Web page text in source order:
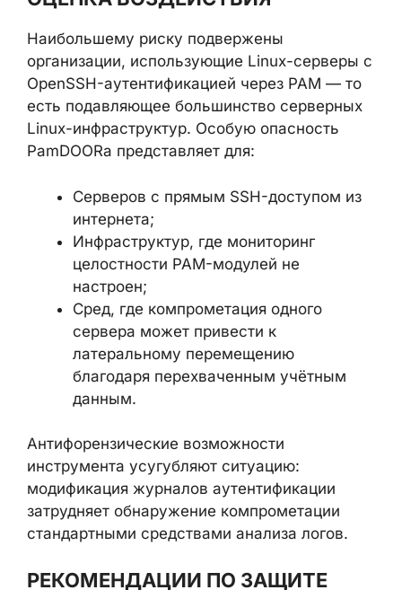
и организации постоянного доступа через
SSH.
ОЦЕНКА ВОЗДЕЙСТВИЯ
Наибольшему риску подвержены
организации, использующие Linux-серверы
то есть подавляющее большинство
серверных Linux-инфраструктур. Особую
опасность PamDOORa представляет для:
Серверов с прямым SSH-доступом из
интернета;
Инфраструктур, где мониторинг
целостности PAM-модулей не
настроен;
Сред, где компрометация одного
латеральному перемещению
благодаря перехваченным учётным
данным.
Антифорензические возможности
модификация журналов аутентификации